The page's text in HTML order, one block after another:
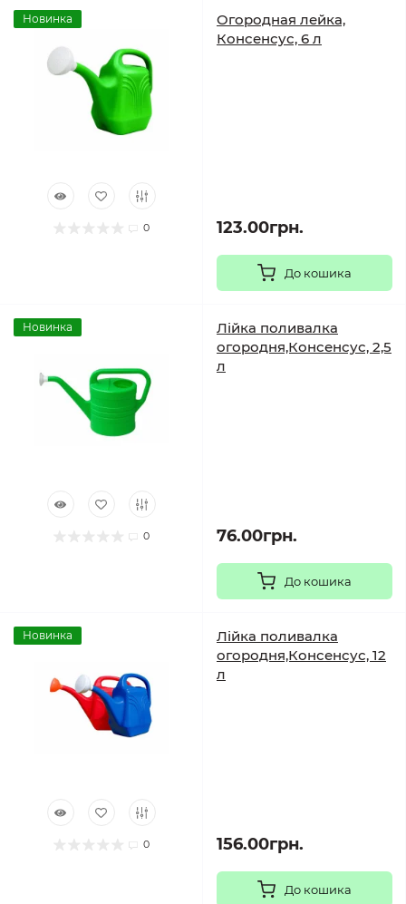
Новинка
0
Огородная лейка,
Консенсус, 6 л
123.00грн.
До кошика
Новинка
0
Лійка поливалка
огородня,Консенсус, 2,5
л
76.00грн.
До кошика
Новинка
0
Лійка поливалка
огородня,Консенсус, 12
л
156.00грн.
До кошика